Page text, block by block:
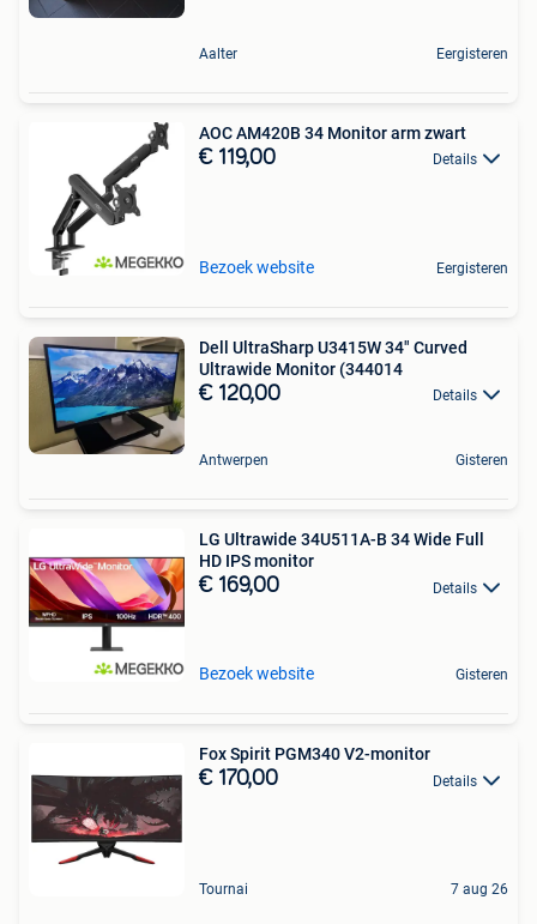
Aalter Eergisteren
AOC AM420B 34 Monitor arm zwart
€ 119,00 Details
Bezoek website Eergisteren
Dell UltraSharp U3415W 34" Curved
Ultrawide Monitor (344014
€ 120,00 Details
Antwerpen Gisteren
LG Ultrawide 34U511A-B 34 Wide Full
HD IPS monitor
€ 169,00 Details
Bezoek website Gisteren
Fox Spirit PGM340 V2-monitor
€ 170,00 Details
Tournai 7 aug 26